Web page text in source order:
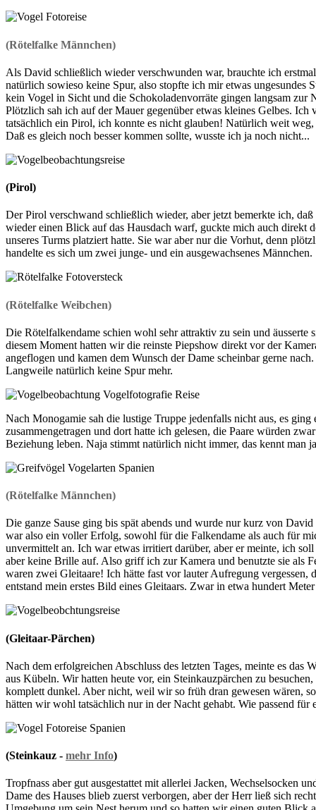
(Rötelfalke Männchen)
Als David schließlich wieder verschwunden war, brauchte ich
natürlich sowieso keine Spur, also stopfte ich mir etwas
kein Vogel in Sicht und die Schokoladenvorräte gingen langsam zur
Plötzlich sah ich auf der Mauer gegenüber etwas kleines Gelbes.
tatsächlich ein Pirol, ich konnte es nicht glauben! Natürlich weit
Daß es gleich noch besser kommen sollte, wusste ich ja noch nicht...
(Pirol)
Der Pirol verschwand schließlich wieder, aber jetzt bemerkte ich,
wieder einen Blick auf das Hausdach warf, guckte mich auch direkt
unseres Turms platziert hatte. Sie war aber nur die Vorhut, denn
handelte es sich um zwei junge- und ein ausgewachsenes Männchen.
(Rötelfalke Weibchen)
Die Rötelfalkendame schien wohl sehr attraktiv zu sein und
diesem Moment hatten wir die reinste Piepshow direkt vor der
angeflogen und kamen dem Wunsch der Dame scheinbar gerne
Langweile natürlich keine Spur mehr.
Nach Monogamie sah die lustige Truppe jedenfalls nicht aus, es
zusammengetragen und dort hatte ich gelesen, die Paare würden
Beziehung leben. Naja stimmt natürlich nicht immer, das kennt man
(Rötelfalke Männchen)
Die ganze Sause ging bis spät abends und wurde nur kurz von
war also ein voller Erfolg, sowohl für die Falkendame als auch für
unvermittelt an. Ich war etwas irritiert darüber, aber er meinte, ich
aber keine Brille auf. Also griff ich zur Kamera und benutzte sie als
waren zwei Gleitaare! Ich hätte fast vor lauter Aufregung vergessen,
entstand mein erstes Bild eines Gleitaars. Zwar in etwa hundert
(Gleitaar-Pärchen)
Nach dem erfolgreichen Abschluss des letzten Tages, meinte es das
aus Kübeln. Wir hatten heute vor, ein Steinkauzpärchen zu
komplett dunkel. Aber nicht, weil wir so früh dran gewesen wären,
hätten wir wohl tatsächlich nur in der Nacht gehabt. Wie passend für
(Steinkauz - mehr Info)
Tropfnass aber gut ausgestattet mit allerlei Jacken, Wechselsocken
Dame des Hauses blieb zuerst verborgen, aber der Herr ließ sich